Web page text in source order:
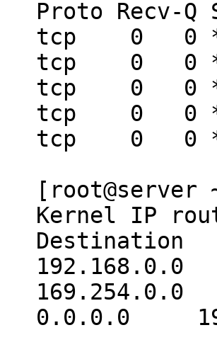
Proto
tcp 0 0
tcp 0 0
tcp 0 0
tcp 0 0
tcp 0 0
Kernel IP
Destination
0.0.0.0